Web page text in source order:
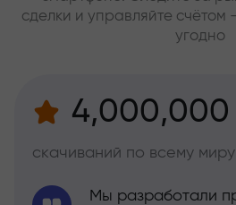
сделки и управляйте счётом
угодно
4,000,000
скачиваний по всему
Мы разработали